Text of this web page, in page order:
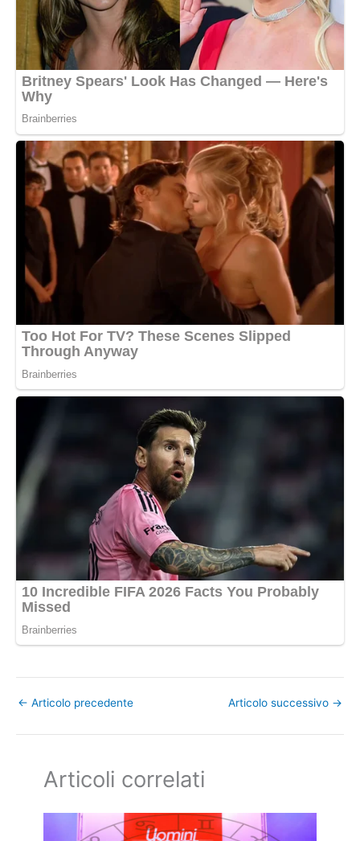
← Articolo precedente Articolo successivo →
Articoli correlati